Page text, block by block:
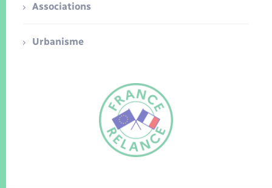
Associations
Urbanisme